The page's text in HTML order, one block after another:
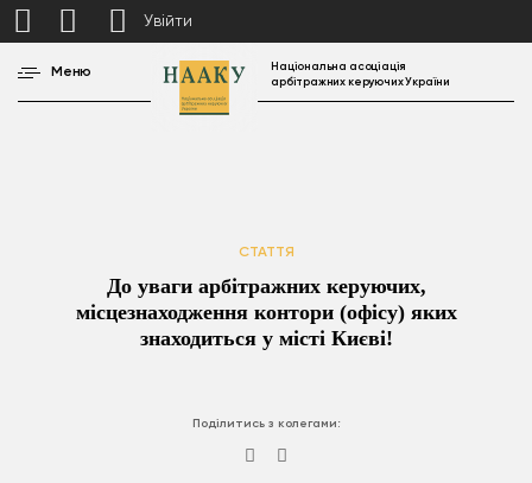
Меню
Національна асоціація
арбітражних керуючих України
СТАТТЯ
До уваги арбітражних керуючих,
місцезнаходження контори (офісу) яких
знаходиться у місті Києві!
Поділитись з колегами:
Увійти